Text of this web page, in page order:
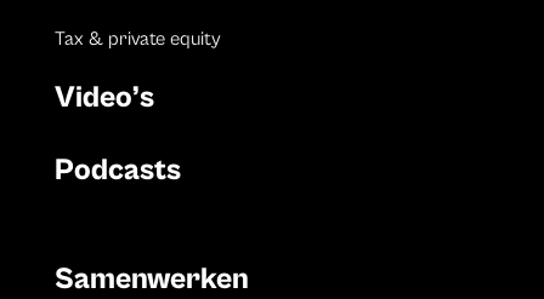
Tax & private equity
Video’s
Podcasts
Samenwerken